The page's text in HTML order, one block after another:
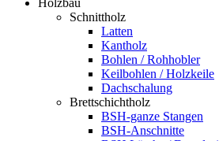
Holzbau
Schnittholz
Latten
Kantholz
Bohlen / Rohhobler
Keilbohlen / Holzkeile
Dachschalung
Brettschichtholz
BSH-ganze Stangen
BSH-Anschnitte